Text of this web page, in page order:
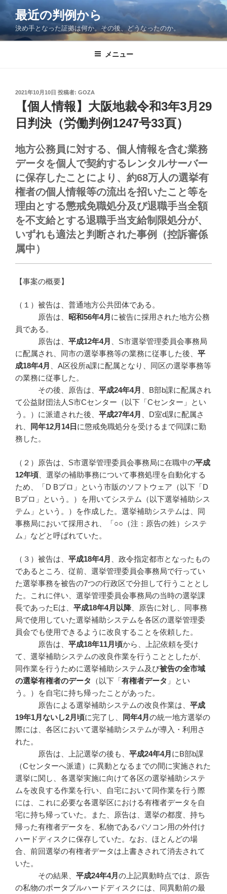
コ
テ
ン
最近の判例から
決め手となった証拠は何か。その後、どうなったのか。
メニュー
投
2021年10月10日 投稿者: GOZA
【個人情報】大阪地裁令和3年3月29
日判決（労働判例1247号33頁）
地方公務員に対する、個人情報を含む業務
データを個人で契約するレンタルサーバー
に保存したことにより、約68万人の選挙有
権者の個人情報等の流出を招いたこと等を
理由とする懲戒免職処分及び退職手当全額
を不支給とする退職手当支給制限処分が、
いずれも適法と判断された事例（控訴審係
属中）
【事案の概要】
（１）被告は、普通地方公共団体である。
原告は、 昭和56年4月 に被告に採用された地方公務
員である。
原告は、 平成12年4月
、S市選挙管理委員会事務局
に配属され、同市の選挙事務等の業務に従事した後、 平
成18年4月
、A区役所a課に配属となり、同区の選挙事務等
の業務に従事した。
その後、原告は、 平成24年4月
、B部b課に配属され
て公益財団法人S市Cセンター（以下「Cセンター」とい
う。）に派遣された後、 平成27年4月
、D室d課に配属さ
れ、
同年12月14日 に懲戒免職処分を受けるまで同課に勤
務した。
（２）原告は、S市選挙管理委員会事務局に在職中の平成
12年頃 、選挙の補助事務について事務処理を自動化する
ため、「D Bプロ」という市販のソフトウェア（以下「D
Bプロ」という。）を用いてシステム（以下選挙補助シス
テム」という。）を作成した。選挙補助システムは、同
事務局において採用され、「○○（注：原告の姓）システ
ム」などと呼ばれていた。
（３）被告は、 平成18年4月
、政令指定都市となったもの
であるところ、従前、選挙管理委員会事務局で行ってい
た選挙事務を被告の7つの行政区で分担して行うこととし
た。これに伴い、選挙管理委員会事務局の当時の選挙課
長であったEは、 平成18年4月以降、原告に対し、同事務
局で使用していた選挙補助システムを各区の選挙管理委
員会でも使用できるように改良することを依頼した。
原告は、 平成18年11月頃から、上記依頼を受け
て、選挙補助システムの改良作業を行うこととしたが、
同作業を行うために選挙補助システム及び被告の全市域
の選挙有権者のデータ
（以下「有権者データ 」とい
う。）を自宅に持ち帰ったことがあった。
原告による選挙補助システムの改良作業は、 平成
19年1月ないし2月頃に完了し、 同年4月 の統一地方選挙の
際には、各区において選挙補助システムが導入・利用さ
れた。
原告は、上記選挙の後も、 平成24年4月 にB部b課
（Cセンターへ派遣）に異動となるまでの間に実施された
選挙に関し、各選挙実施に向けて各区の選挙補助システ
ムを改良する作業を行い、自宅において同作業を行う際
には、これに必要な各選挙区における有権者データを自
宅に持ち帰っていた。また、原告は、選挙の都度、持ち
帰った有権者データを、私物であるパソコン用の外付け
ハードディスクに保存していた。なお、ほとんどの場
合、前回選挙の有権者データは上書きされて消去されて
いた。
その結果、 平成24年4月 の上記異動時点では、原告
の私物のポータブルハードディスクには、同異動前の最